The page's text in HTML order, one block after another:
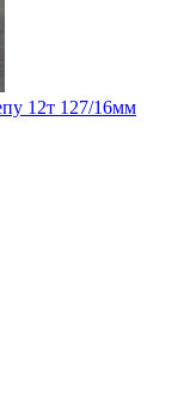
12т 127/16мм